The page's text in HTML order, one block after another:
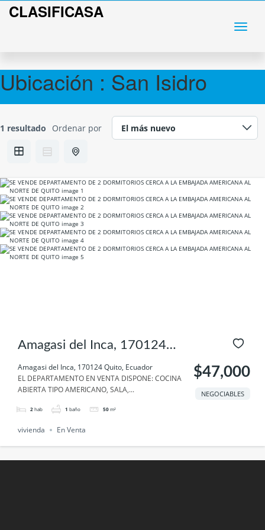
CLASIFICASA
Ubicación : San Isidro
1 resultado Ordenar por
Amagasi del Inca, 170124
Quito, Ecuador
Amagasi del Inca, 170124 Quito, Ecuador
EL DEPARTAMENTO EN VENTA DISPONE: COCINA
ABIERTA TIPO AMERICANO, SALA,...
2 hab 1 baño 50 m²
$47,000
NEGOCIABLES
vivienda En Venta